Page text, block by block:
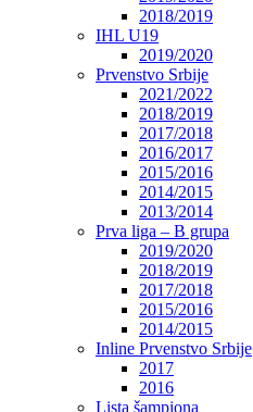
2018/2019
IHL U19
2019/2020
Prvenstvo Srbije
2021/2022
2018/2019
2017/2018
2016/2017
2015/2016
2014/2015
2013/2014
Prva liga – B grupa
2019/2020
2018/2019
2017/2018
2015/2016
2014/2015
Inline Prvenstvo Srbije
2017
2016
Lista šampiona